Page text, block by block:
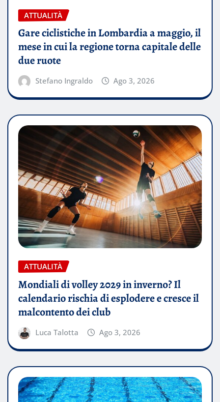
ATTUALITÀ
Gare ciclistiche in Lombardia a maggio, il
mese in cui la regione torna capitale delle
due ruote
Stefano Ingraldo Ago 3, 2026
ATTUALITÀ
Mondiali di volley 2029 in inverno? Il
calendario rischia di esplodere e cresce il
malcontento dei club
Luca Talotta Ago 3, 2026